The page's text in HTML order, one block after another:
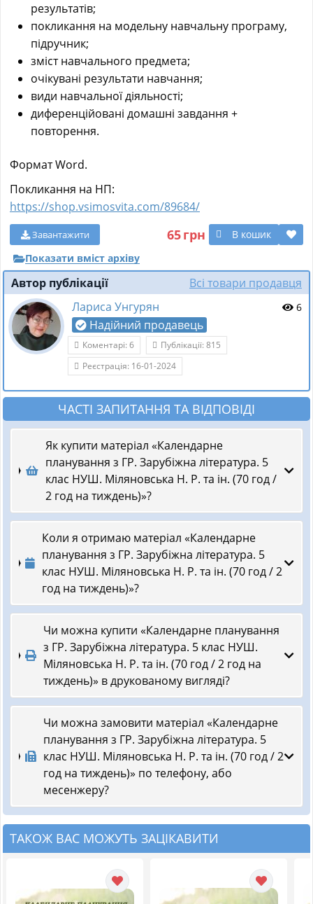
результатів;
покликання на модельну навчальну програму,
підручник;
зміст навчального предмета;
очікувані результати навчання;
види навчальної діяльності;
диференційовані домашні завдання +
повторення.
Формат Word.
Покликання на НП:
https://shop.vsimosvita.com/89684/
65грн В кошик
Завантажити
Показати вміст архіву
Автор публікації
Всі товари продавця
Лариса Унгурян
Надійний продавець
6
Коментарі: 6
Публікації: 815
Реєстрація: 16-01-2024
ЧАСТІ ЗАПИТАННЯ ТА ВІДПОВІДІ
Як купити матеріал «Календарне
планування з ГР. Зарубіжна література. 5
клас НУШ. Міляновська Н. Р. та ін. (70 год /
2 год на тиждень)»?
Коли я отримаю матеріал «Календарне
планування з ГР. Зарубіжна література. 5
клас НУШ. Міляновська Н. Р. та ін. (70 год / 2
год на тиждень)»?
Чи можна купити «Календарне планування
з ГР. Зарубіжна література. 5 клас НУШ.
Міляновська Н. Р. та ін. (70 год / 2 год на
тиждень)» в друкованому вигляді?
Чи можна замовити матеріал «Календарне
планування з ГР. Зарубіжна література. 5
клас НУШ. Міляновська Н. Р. та ін. (70 год / 2
год на тиждень)» по телефону, або
месенжеру?
ТАКОЖ ВАС МОЖУТЬ ЗАЦІКАВИТИ